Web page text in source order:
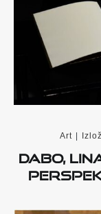
Art |
Dabo,